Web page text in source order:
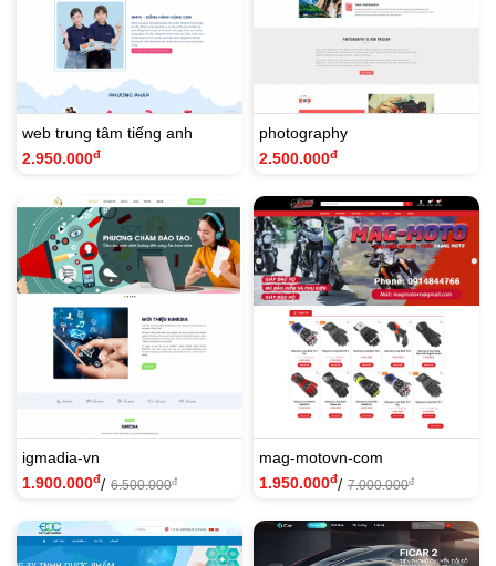
web trung tâm tiếng anh
2.950.000đ
photography
2.500.000đ
igmadia-vn
1.900.000đ/ 6.500.000đ
mag-motovn-com
1.950.000đ/ 7.000.000đ